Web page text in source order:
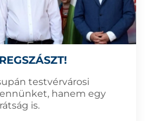
testvérvárosi
hanem egy
is.